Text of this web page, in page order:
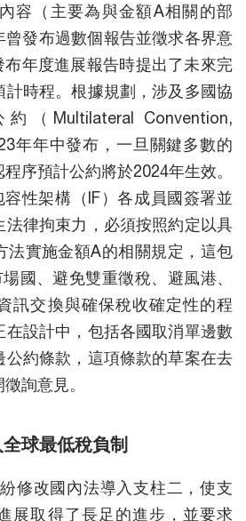
容（主要為與金額A相關的部
曾發布過數個報告並徵求各界意
布年度進展報告時提出了未來完
計時程。根據規劃，涉及多國協
（Multilateral Convention,
年年中發布，一旦關鍵多數的
序預計公約將於2024年生效。
性架構（IF）各成員國簽署並
法律拘束力，必須按照約定以具
法實施金額A的相關規定，這包
國、避免雙重徵稅、避風港、
訊交換與確保稅收確定性的程
在設計中，包括各國取消單邊數
公約條款，這項條款的草案在去
詢意見。
球最低稅負制
修改國內法導入支柱二，使支
展取得了長足的進步，並要求